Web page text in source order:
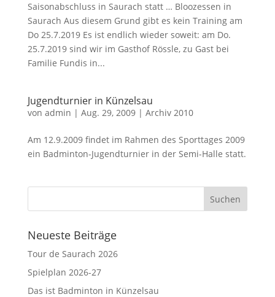
Saisonabschluss in Saurach statt … Bloozessen in
Saurach Aus diesem Grund gibt es kein Training am
Do 25.7.2019 Es ist endlich wieder soweit: am Do.
25.7.2019 sind wir im Gasthof Rössle, zu Gast bei
Familie Fundis in...
Jugendturnier in Künzelsau
von admin | Aug. 29, 2009| Archiv 2010
Am 12.9.2009 findet im Rahmen des Sporttages 2009
ein Badminton-Jugendturnier in der Semi-Halle statt.
Neueste Beiträge
Tour de Saurach 2026
Spielplan 2026-27
Das ist Badminton in Künzelsau